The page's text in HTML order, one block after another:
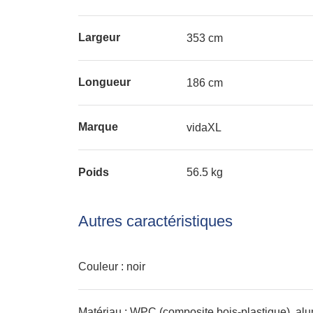
Largeur 353 cm
Longueur 186 cm
Marque vidaXL
Poids 56.5 kg
Autres caractéristiques
Couleur : noir